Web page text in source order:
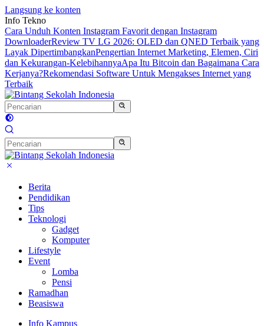
Langsung ke konten
Info Tekno
Cara Unduh Konten Instagram Favorit dengan Instagram
DownloaderReview TV LG 2026: OLED dan QNED Terbaik yang
Layak DipertimbangkanPengertian Internet Marketing, Elemen, Ciri
dan Kekurangan-KelebihannyaApa Itu Bitcoin dan Bagaimana Cara
Kerjanya?Rekomendasi Software Untuk Mengakses Internet yang
Terbaik
Berita
Pendidikan
Tips
Teknologi
Gadget
Komputer
Lifestyle
Event
Lomba
Pensi
Ramadhan
Beasiswa
Info Kampus